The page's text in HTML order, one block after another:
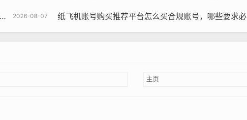
2026-08-07 纸飞机账号购买推荐平台怎么买合规账号，哪些要求必须满足与为何要遵守方法